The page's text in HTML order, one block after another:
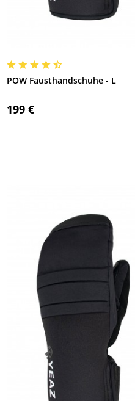
POW Fausthandschuhe - L
199 €